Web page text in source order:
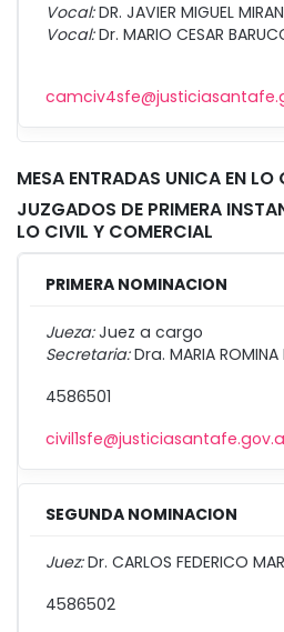
Vocal:DR. JAVIER MIGUEL
Vocal:Dr. MARIO CESAR
MESA ENTRADAS UNICA EN
JUZGADOS DE PRIMERA
LO CIVIL Y COMERCIAL
PRIMERA NOMINACION
Jueza:Juez a cargo
Secretaria:Dra. MARIA
4586501
SEGUNDA NOMINACION
Juez:Dr. CARLOS FEDERICO
4586502